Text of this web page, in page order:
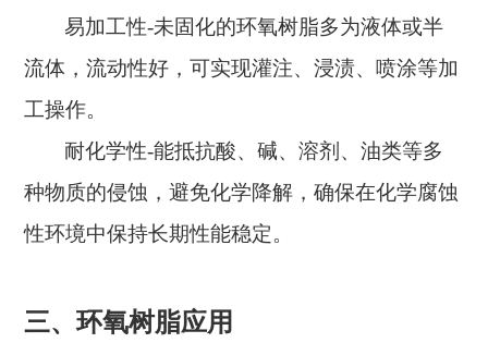
易加工性-未固化的环氧树脂多为液体或半
流体，流动性好，可实现灌注、浸渍、喷涂等加
工操作。
耐化学性-能抵抗酸、碱、溶剂、油类等多
种物质的侵蚀，避免化学降解，确保在化学腐蚀
性环境中保持长期性能稳定。
三、环氧树脂应用